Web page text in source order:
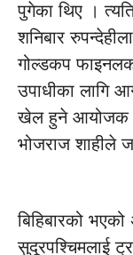
पुगेका थिए ।
शनिबार
गोल्डकप
उपाधीका लागि
खेल हुने आयोजक
भोजराज शाहीले
बिहिबारको
सुदूरपश्चिमलाई